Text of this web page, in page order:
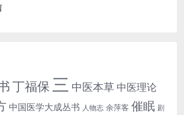
丁福保 三 中医本草 中医理论
中国医学大成丛书 人物志 余萍客 催眠 剧